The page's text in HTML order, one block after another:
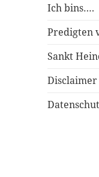
Ich bins….
Predigten
Sankt
Disclaimer